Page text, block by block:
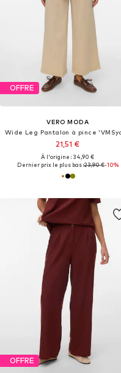
OFFRE
VERO MODA
21,51 €
À l'origine : 34,90 €
Dernier prix le plus bas :23,90 €-10%
OFFRE